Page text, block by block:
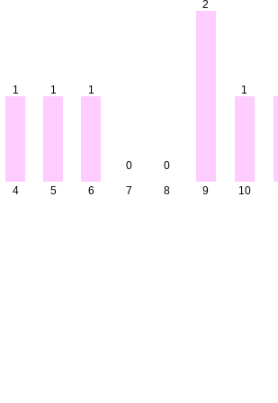
1
4
1
5
1
6
0
7
0
8
2
9
1
10